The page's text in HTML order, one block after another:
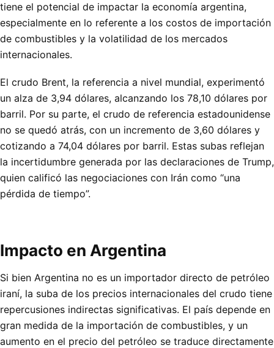
tiene el potencial de impactar la economía argentina,
especialmente en lo referente a los costos de importación
de combustibles y la volatilidad de los mercados
internacionales.
El crudo Brent, la referencia a nivel mundial, experimentó
un alza de 3,94 dólares, alcanzando los 78,10 dólares por
barril. Por su parte, el crudo de referencia estadounidense
no se quedó atrás, con un incremento de 3,60 dólares y
cotizando a 74,04 dólares por barril. Estas subas reflejan
la incertidumbre generada por las declaraciones de Trump,
quien calificó las negociaciones con Irán como “una
pérdida de tiempo”.
Impacto en Argentina
Si bien Argentina no es un importador directo de petróleo
iraní, la suba de los precios internacionales del crudo tiene
repercusiones indirectas significativas. El país depende en
gran medida de la importación de combustibles, y un
aumento en el precio del petróleo se traduce directamente